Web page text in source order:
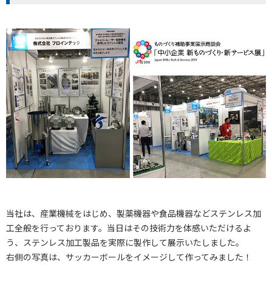
当社は、産業機械をはじめ、製薬機器や食品機器などステンレス加
工全般を行っております。当日はその技術力を体感いただけるよ
う、ステンレス加工製品を実際に製作して展示いたしました。
右側の写真は、サッカーボールをイメージして作ってみました！